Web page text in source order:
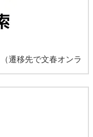
（遷移先で文春オンラ